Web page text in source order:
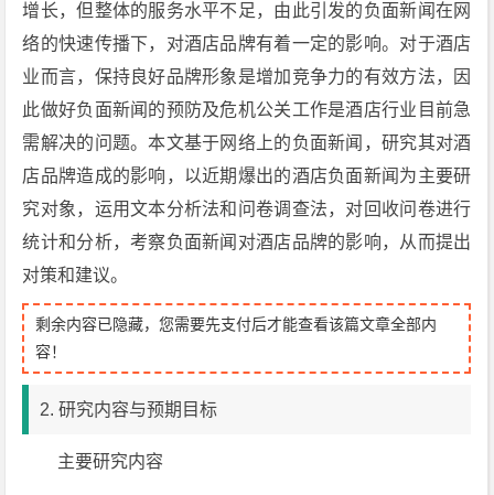
增长，但整体的服务水平不足，由此引发的负面新闻在网
络的快速传播下，对酒店品牌有着一定的影响。对于酒店
业而言，保持良好品牌形象是增加竞争力的有效方法，因
此做好负面新闻的预防及危机公关工作是酒店行业目前急
需解决的问题。本文基于网络上的负面新闻，研究其对酒
店品牌造成的影响，以近期爆出的酒店负面新闻为主要研
究对象，运用文本分析法和问卷调查法，对回收问卷进行
统计和分析，考察负面新闻对酒店品牌的影响，从而提出
对策和建议。
剩余内容已隐藏，您需要先支付后才能查看该篇文章全部内
容！
2. 研究内容与预期目标
主要研究内容